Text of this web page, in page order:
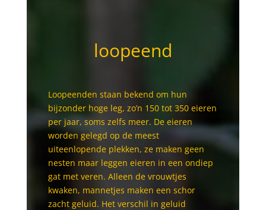
loopeend
Loopeenden staan bekend om hun
bijzonder hoge leg, zo’n 150 tot 350 eieren
per jaar, soms zelfs meer. De eieren
worden gelegd op de meest
uiteenlopende plekken, ze maken geen
nesten maar leggen eieren in een ondiep
gat met veren. Alleen de vrouwtjes
kwaken, mannetjes maken een schor
zacht geluid. Het verschil in geluid